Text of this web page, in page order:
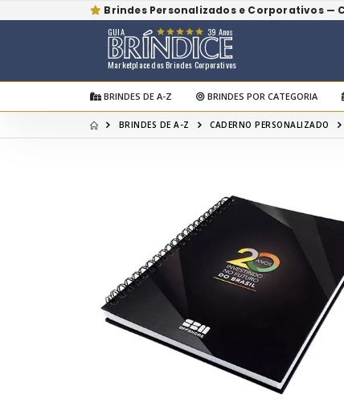
Brindes Personalizados e Corporativos —
Marketplace dos Brindes Corporativos
GUIA 39 Anos
BRINDES DE A-Z BRINDES POR CATEGORIA
BRINDES DE A-Z CADERNO PERSONALIZADO